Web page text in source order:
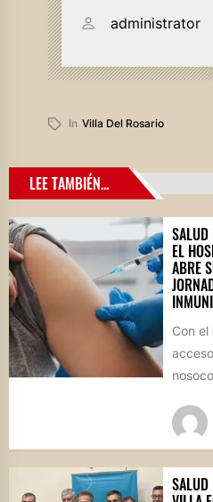
administrator
In Villa Del Rosario
LEE TAMBIÉN...
SALUD
EL
ABRE
Con